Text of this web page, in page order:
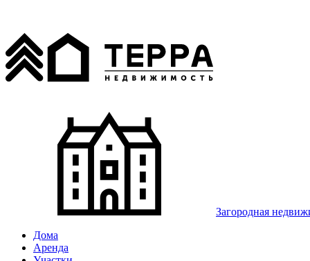
Загородная
Дома
Аренда